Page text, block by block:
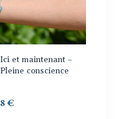
Ici et maintenant –
Pleine conscience
8€